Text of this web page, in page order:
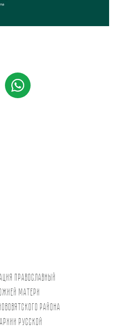
православный
Матери
района
Русской